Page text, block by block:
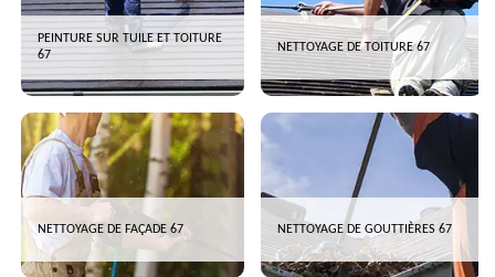
PEINTURE SUR TUILE ET TOITURE
67
NETTOYAGE DE TOITURE 67
NETTOYAGE DE FAÇADE 67 NETTOYAGE DE GOUTTIÈRES 67